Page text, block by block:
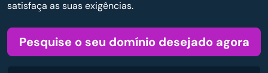
satisfaça as suas exigências.
Pesquise o seu domínio desejado agora